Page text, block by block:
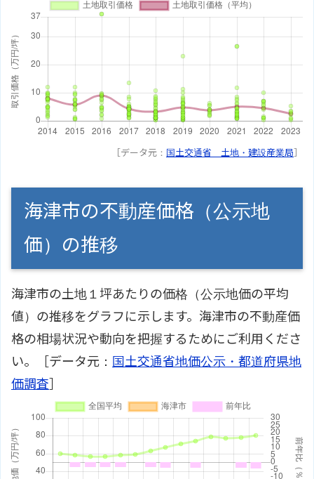
［データ元： 国土交通省 土地・建設産業局］
海津市の不動産価格（公示地
価）の推移
海津市の土地１坪あたりの価格（公示地価の平均
値）の推移をグラフに示します。海津市の不動産価
格の相場状況や動向を把握するためにご利用くださ
い。［データ元： 国土交通省地価公示・都道府県地
価調査